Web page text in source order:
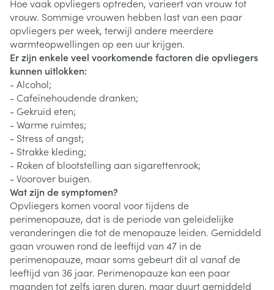
Hoe vaak opvliegers optreden, varieert van vrouw tot
vrouw. Sommige vrouwen hebben last van een paar
opvliegers per week, terwijl andere meerdere
warmteopwellingen op een uur krijgen.
Er zijn enkele veel voorkomende factoren die opvliegers
kunnen uitlokken:
- Alcohol;
- Cafeïnehoudende dranken;
- Gekruid eten;
- Warme ruimtes;
- Stress of angst;
- Strakke kleding;
- Roken of blootstelling aan sigarettenrook;
- Voorover buigen.
Wat zijn de symptomen?
Opvliegers komen vooral voor tijdens de
perimenopauze, dat is de periode van geleidelijke
veranderingen die tot de menopauze leiden. Gemiddeld
gaan vrouwen rond de leeftijd van 47 in de
perimenopauze, maar soms gebeurt dit al vanaf de
leeftijd van 36 jaar. Perimenopauze kan een paar
maanden tot zelfs jaren duren, maar duurt gemiddeld